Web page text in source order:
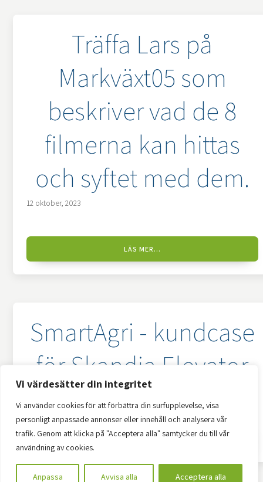
Vi värdesätter din integritet
Vi använder cookies för att förbättra din surfupplevelse, visa
personligt anpassade annonser eller innehåll och analysera vår
trafik. Genom att klicka på "Acceptera alla" samtycker du till vår
användning av cookies.
Anpassa Avvisa alla Acceptera alla
Träffa Lars på
Markväxt05 som
beskriver vad de 8
filmerna kan hittas
och syftet med dem.
12 oktober, 2023
LÄS MER...
SmartAgri - kundcase
för Skandia Elevator
4 augusti, 2023
LÄS MER...